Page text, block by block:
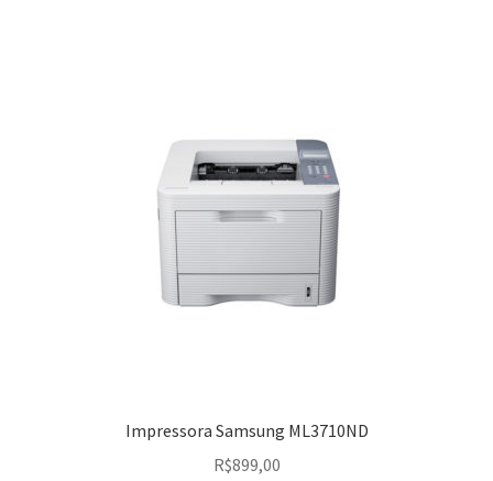
Impressora Samsung ML3710ND
R$899,00